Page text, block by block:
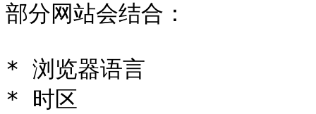
部分网站会结合：
* 浏览器语言
* 时区